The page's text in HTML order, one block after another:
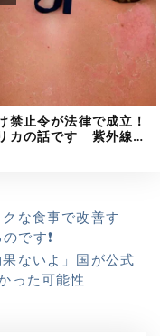
禁止令が法律で成立！
カの話です 紫外線…
クな食事で改善す
です❗
果ないよ」国が公式
った可能性